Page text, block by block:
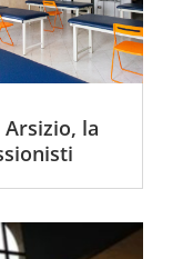
Arsizio, la